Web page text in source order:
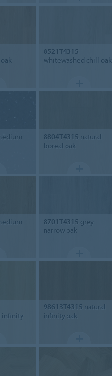
8521T4315
whitewashed chill oak
8804T4315 natural
boreal oak
8701T4315 grey
narrow oak
infinity
98613T4315 natural
infinity oak